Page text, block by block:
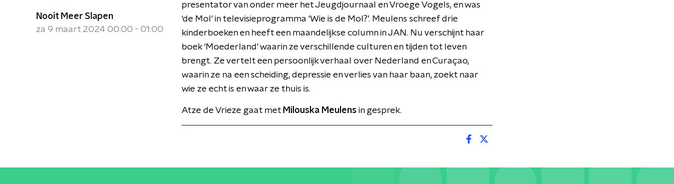
Nooit Meer Slapen
za 9 maart 2024 00:00 - 01:00
presentator van onder meer het Jeugdjournaal en Vroege Vogels, en was
‘de Mol’ in televisieprogramma ‘Wie is de Mol?’. Meulens schreef drie
kinderboeken en heeft een maandelijkse column in JAN. Nu verschijnt haar
boek ‘Moederland’ waarin ze verschillende culturen en tijden tot leven
brengt. Ze vertelt een persoonlijk verhaal over Nederland en Curaçao,
waarin ze na een scheiding, depressie en verlies van haar baan, zoekt naar
wie ze echt is en waar ze thuis is.
Atze de Vrieze gaat met Milouska Meulens in gesprek.